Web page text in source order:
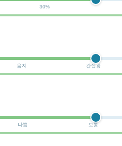
30%
음지 간접광
나쁨 보통